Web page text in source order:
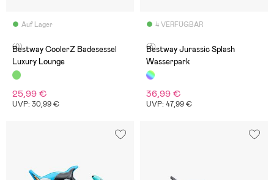
Auf Lager
(0)
Bestway CoolerZ Badesessel
Luxury Lounge
25,99 €
UVP: 30,99 €
4 VERFÜGBAR
(3)
Bestway Jurassic Splash
Wasserpark
36,99 €
UVP: 47,99 €